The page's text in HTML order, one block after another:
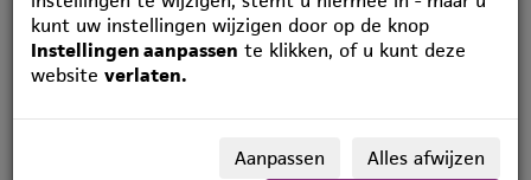
Maak kennis met
onze werkstudent:
Sander Brilman
kunt uw instellingen wijzigen door op de knop
Instellingen aanpassen te klikken, of u kunt deze
website verlaten.
Aanpassen
Alles afwijzen